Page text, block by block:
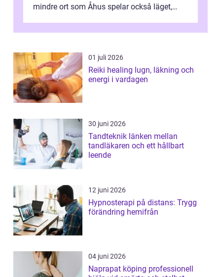
mindre ort som Åhus spelar också läget,
01 juli 2026
Reiki healing lugn, läkning och
energi i vardagen
30 juni 2026
Tandteknik länken mellan
tandläkaren och ett hållbart
leende
12 juni 2026
Hypnosterapi på distans: Trygg
förändring hemifrån
04 juni 2026
Naprapat köping professionell